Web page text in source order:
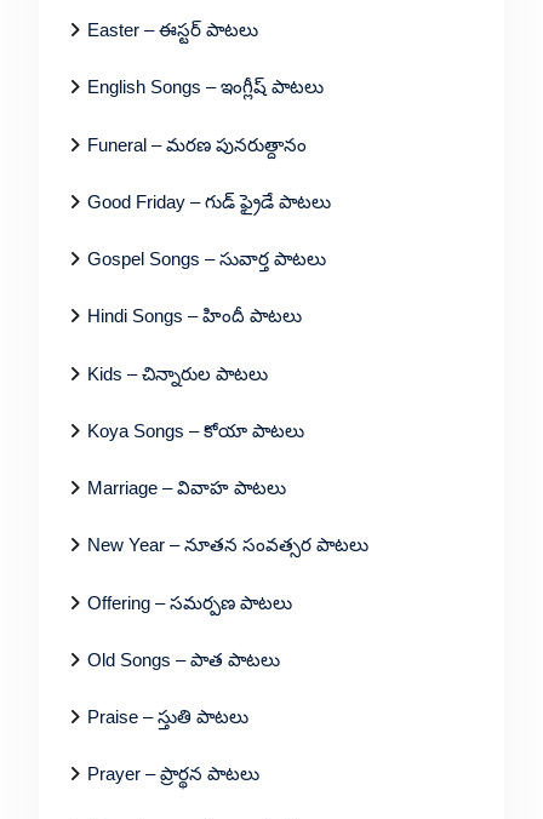
Easter – ఈస్టర్ పాటలు
English Songs – ఇంగ్లీష్ పాటలు
Funeral – మరణ పునరుత్దానం
Good Friday – గుడ్ ఫ్రైడే పాటలు
Gospel Songs – సువార్త పాటలు
Hindi Songs – హిందీ పాటలు
Kids – చిన్నారుల పాటలు
Koya Songs – కోయా పాటలు
Marriage – వివాహ పాటలు
New Year – నూతన సంవత్సర పాటలు
Offering – సమర్పణ పాటలు
Old Songs – పాత పాటలు
Praise – స్తుతి పాటలు
Prayer – ప్రార్థన పాటలు